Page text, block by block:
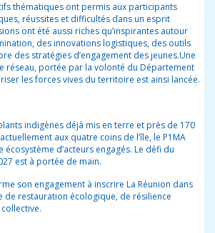
thématiques ont permis aux participants
réussites et difficultés dans un esprit
ont été aussi riches qu’inspirantes autour
des innovations logistiques, des outils
des stratégies d’engagement des jeunes.Une
réseau, portée par la volonté du Département
les forces vives du territoire est ainsi lancée.
indigènes déjà mis en terre et près de 170
aux quatre coins de l’île, le P1MA
d’acteurs engagés. Le défi du
est à portée de main.
son engagement à inscrire La Réunion dans
de restauration écologique, de résilience